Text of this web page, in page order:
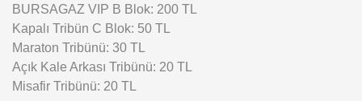
BURSAGAZ VIP B Blok: 200 TL
Kapalı Tribün C Blok: 50 TL
Maraton Tribünü: 30 TL
Açık Kale Arkası Tribünü: 20 TL
Misafir Tribünü: 20 TL